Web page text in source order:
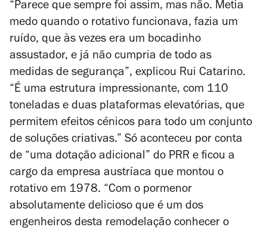
“Parece que sempre foi assim, mas não. Metia
medo quando o rotativo funcionava, fazia um
ruído, que às vezes era um bocadinho
assustador, e já não cumpria de todo as
medidas de segurança”, explicou Rui Catarino.
“É uma estrutura impressionante, com 110
toneladas e duas plataformas elevatórias, que
permitem efeitos cénicos para todo um conjunto
de soluções criativas.” Só aconteceu por conta
de “uma dotação adicional” do PRR e ficou a
cargo da empresa austríaca que montou o
rotativo em 1978. “Com o pormenor
absolutamente delicioso que é um dos
engenheiros desta remodelação conhecer o